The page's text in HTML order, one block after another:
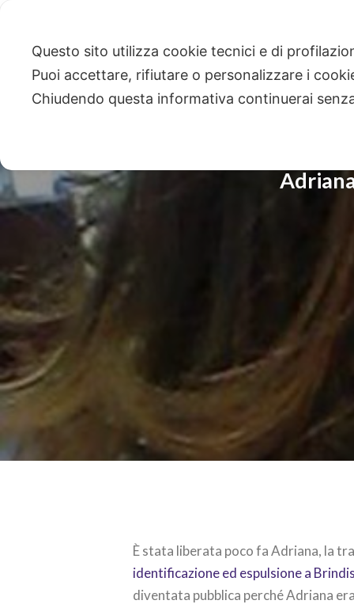
È stata liberata poco fa Adriana, la
identificazione ed espulsione a
diventata pubblica perché Adriana
Questo sito utilizza cookie tecnici e di
Puoi accettare, rifiutare o personalizzare i
Chiudendo questa informativa continuerai